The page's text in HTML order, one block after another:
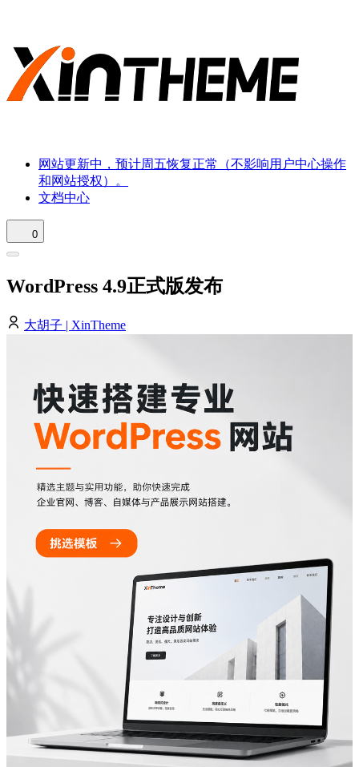
网站更新中，预计周五恢复正常（不影响用户中心操作
和网站授权）。
文档中心
0
WordPress 4.9正式版发布
大胡子 | XinTheme